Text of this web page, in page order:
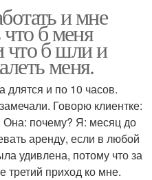
и мне
что б меня
что б шли и
меня.
длятся и по 10 часов.
Говорю клиентке:
почему? Я: месяц до
аренду, если в любой
удивлена, потому что за
третий приход ко мне.